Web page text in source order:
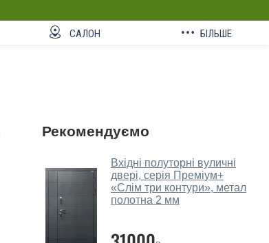
САЛОН БІЛЬШЕ
Рекомендуємо
Вхідні полуторні вуличні
двері, серія Преміум+
«Слім три контури», метал
полотна 2 мм